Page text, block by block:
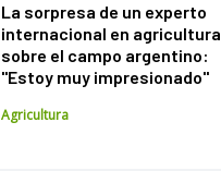
La sorpresa de un experto
internacional en agricultura
sobre el campo argentino:
"Estoy muy impresionado"
Agricultura